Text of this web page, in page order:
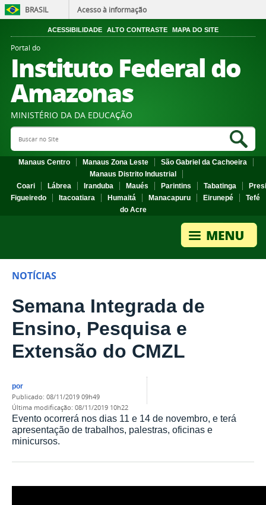
BRASIL Acesso à informação
ACESSIBILIDADE ALTO CONTRASTE MAPA DO SITE
Portal do
Instituto Federal do
Amazonas
MINISTÉRIO DA DA EDUCAÇÃO
Search Site
Manaus Centro Manaus Zona Leste
São Gabriel da Cachoeira
Manaus Distrito Industrial
Coari
Lábrea Iranduba Maués Parintins Tabatinga
Figueiredo
Itacoatiara Humaitá Manacapuru Eirunepé
Tefé
do Acre
NOTÍCIAS
Semana Integrada de
Ensino, Pesquisa e
Extensão do CMZL
por
publicado: 08/11/2019 09h49
última modificação: 08/11/2019 10h22
Evento ocorrerá nos dias 11 e 14 de novembro, e terá
apresentação de trabalhos, palestras, oficinas e
minicursos.